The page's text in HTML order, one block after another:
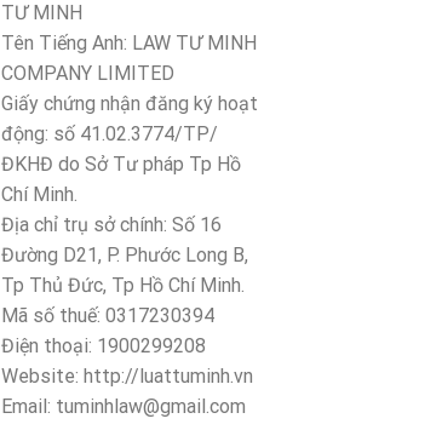
TƯ MINH
Tên Tiếng Anh: LAW TƯ MINH
COMPANY LIMITED
Giấy chứng nhận đăng ký hoạt
động: số 41.02.3774/TP/
ĐKHĐ do Sở Tư pháp Tp Hồ
Chí Minh.
Địa chỉ trụ sở chính: Số 16
Đường D21, P. Phước Long B,
Tp Thủ Đức, Tp Hồ Chí Minh.
Mã số thuế: 0317230394
Điện thoại: 1900299208
Website: http://luattuminh.vn
Email: tuminhlaw@gmail.com